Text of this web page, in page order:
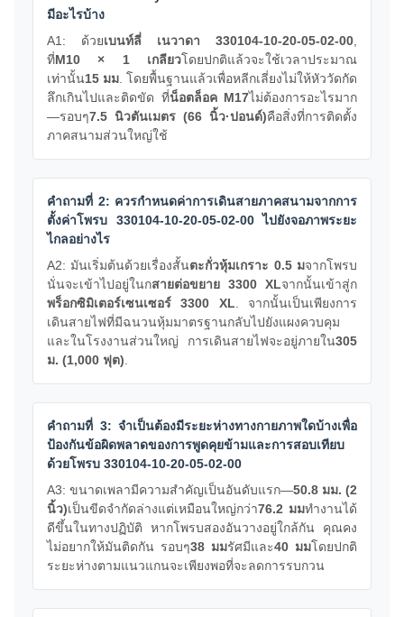
มีอะไรบ้าง
A1: ด้วยเบนท์ลี่ เนวาดา 330104-10-20-05-02-00
ที่M10 × 1 เกลียวโดยปกติแล้วจะใช้เวลาประมาณ
เท่านั้น15 มม . โดยพื้นฐานแล้วเพื่อหลีกเลี่ยงไม่ให้หัววัดกัด
ลึกเกินไปและติดขัด ที่น็อตล็อค M17ไม่ต้องการอะไรมาก
—รอบๆ7.5 นิวตันเมตร (66 นิ้ว·ปอนด์)คือสิ่งที่การติดตั้ง
ภาคสนามส่วนใหญ่ใช้
คำถามที่ 2: ควรกำหนดค่าการเดินสายภาคสนามจากการ
ตั้งค่าโพรบ 330104-10-20-05-02-00 ไปยังจอภาพระยะ
ไกลอย่างไร
A2: มันเริ่มต้นด้วยเรื่องสั้นตะกั่วหุ้มเกราะ 0.5 มจากโพรบ
นั่นจะเข้าไปอยู่ในกสายต่อขยาย 3300 XLจากนั้นเข้าสู่ก
พร็อกซิมิเตอร์เซนเซอร์ 3300 XL . จากนั้นเป็นเพียงการ
เดินสายไฟที่มีฉนวนหุ้มมาตรฐานกลับไปยังแผงควบคุม
และในโรงงานส่วนใหญ่ การเดินสายไฟจะอยู่ภายใน305
ม. (1,000 ฟุต)
คำถามที่ 3: จำเป็นต้องมีระยะห่างทางกายภาพใดบ้างเพื่อ
ป้องกันข้อผิดพลาดของการพูดคุยข้ามและการสอบเทียบ
ด้วยโพรบ 330104-10-20-05-02-00
A3: ขนาดเพลามีความสำคัญเป็นอันดับแรก—50.8 มม. (2
นิ้ว)เป็นขีดจำกัดล่างแต่เหมือนใหญ่กว่า76.2 มมทำงานได้
ดีขึ้นในทางปฏิบัติ หากโพรบสองอันวางอยู่ใกล้กัน คุณคง
ไม่อยากให้มันติดกัน รอบๆ38 มมรัศมีและ40 มมโดยปกติ
ระยะห่างตามแนวแกนจะเพียงพอที่จะลดการรบกวน